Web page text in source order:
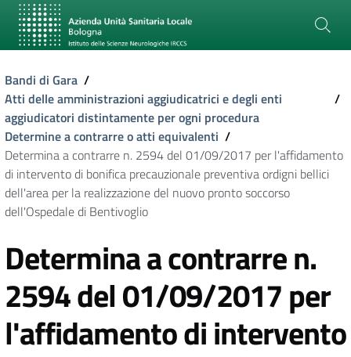
Bandi di Gara /
Atti delle amministrazioni aggiudicatrici e degli enti
aggiudicatori distintamente per ogni procedura
/
Determine a contrarre o atti equivalenti /
Determina a contrarre n. 2594 del 01/09/2017 per l'affidamento
di intervento di bonifica precauzionale preventiva ordigni bellici
dell'area per la realizzazione del nuovo pronto soccorso
dell'Ospedale di Bentivoglio
Determina a contrarre n.
2594 del 01/09/2017 per
l'affidamento di intervento